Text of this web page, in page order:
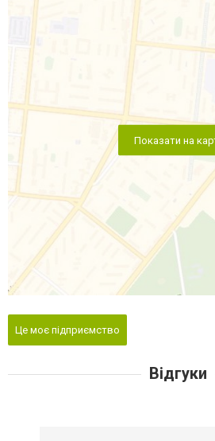
Показати на
Це моє підприємство
Відгуки